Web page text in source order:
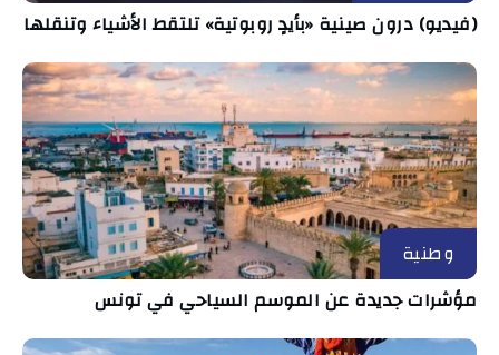
(فيديو) درون صينية «بأيدٍ روبوتية» تلتقط الأشياء وتنقلها
وطنية
مؤشرات جديدة عن الموسم السياحي في تونس